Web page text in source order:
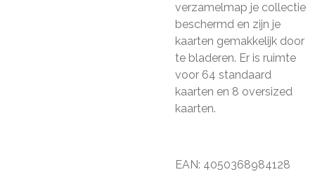
verzamelmap je collectie
beschermd en zijn je
kaarten gemakkelijk door
te bladeren. Er is ruimte
voor 64 standaard
kaarten en 8 oversized
kaarten.
EAN: 4050368984128